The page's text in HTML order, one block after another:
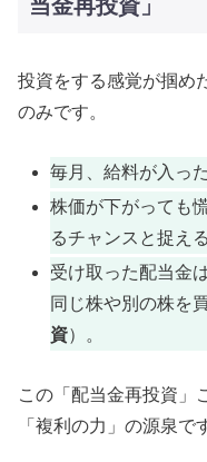
当金再投資」
投資をする感覚が掴め
のみです。
毎月、給料が入っ
株価が下がっても
るチャンスと捉える
受け取った配当金
同じ株や別の株を
資）。
この「配当金再投資」
「複利の力」の源泉で